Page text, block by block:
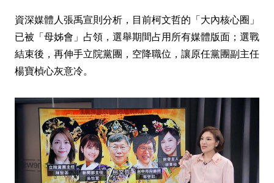
資深媒體人張禹宣則分析，目前柯文哲的「大內核心圈」
已被「母姊會」占領，選舉期間占用所有媒體版面；選戰
結束後，再伸手立院黨團，空降職位，讓原任黨團副主任
楊寶楨心灰意冷。